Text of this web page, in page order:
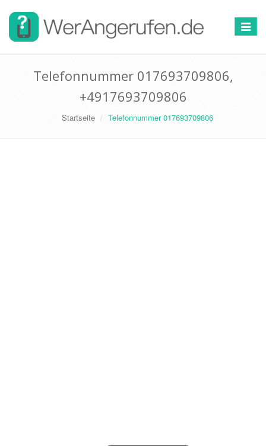
Toggle
Telefonnummer 017693709806,
+4917693709806
Startseite Telefonnummer 017693709806